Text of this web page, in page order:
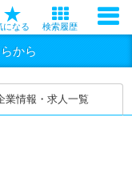
になる 検索履歴
から
業情報・求人一覧